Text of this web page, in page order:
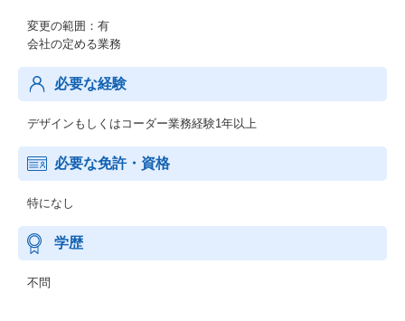
変更の範囲：有
会社の定める業務
必要な経験
デザインもしくはコーダー業務経験1年以上
必要な免許・資格
特になし
学歴
不問